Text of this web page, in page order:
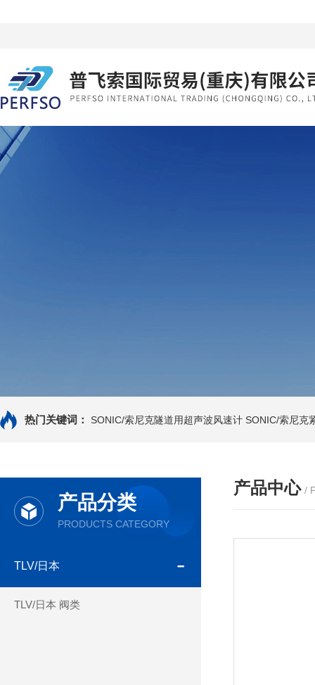
热门关键词： SONIC/索尼克隧道用超声波风速计 SONIC/索尼克
产品分类
PRODUCTS CATEGORY
TLV/日本
TLV/日本 阀类
产品中心 /